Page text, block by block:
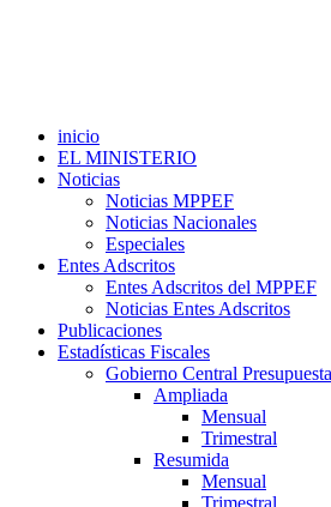
inicio
EL MINISTERIO
Noticias
Noticias MPPEF
Noticias Nacionales
Especiales
Entes Adscritos
Entes Adscritos del MPPEF
Noticias Entes Adscritos
Publicaciones
Estadísticas Fiscales
Gobierno Central
Ampliada
Mensual
Trimestral
Resumida
Mensual
Trimestral